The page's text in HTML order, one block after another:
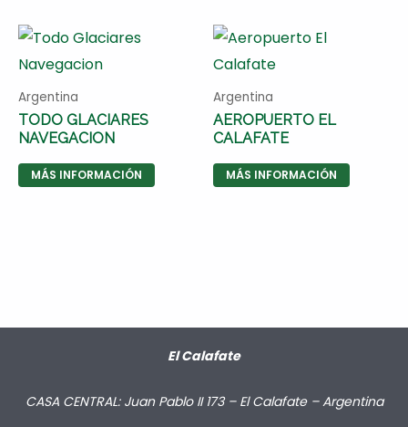
Argentina
TODO GLACIARES
NAVEGACION
MÁS INFORMACIÓN
Argentina
AEROPUERTO EL
CALAFATE
MÁS INFORMACIÓN
El Calafate
CASA CENTRAL: Juan Pablo II 173 – El Calafate – Argentina